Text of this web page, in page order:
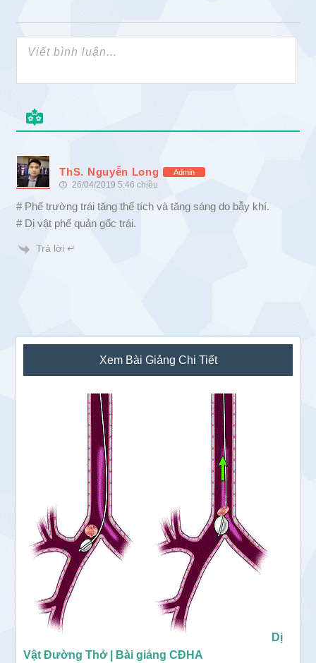
ThS. Nguyễn Long Admin
26/04/2019 5:46 chiều
# Phế trường trái tăng thể tích và tăng sáng do bẫy khí.
# Dị vật phế quản gốc trái.
Trả lời ↵
Sidebar
chính
Xem Bài Giảng Chi Tiết
Dị
Vật Đường Thở | Bài giảng CĐHA